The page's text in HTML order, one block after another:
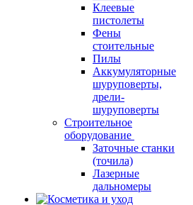
Клеевые
пистолеты
Фены
стоительные
Пилы
Аккумуляторные
шуруповерты,
дрели-
шуруповерты
Строительное
оборудование
Заточные станки
(точила)
Лазерные
дальномеры